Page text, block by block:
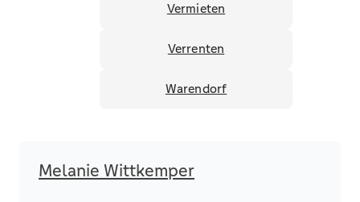
Vermieten
Verrenten
Warendorf
Melanie Wittkemper